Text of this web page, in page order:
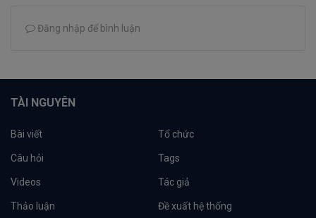
Đăng nhập để bình luận
TÀI NGUYÊN
Bài viết Tổ chức
Câu hỏi Tags
Videos Tác giả
Thảo luận Đề xuất hệ thống